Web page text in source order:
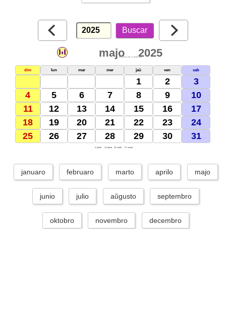
majo 2025
webcid.com.br
dim lun mar mer ĵaŭ ven sab
1 2
3
4
5 6 7 8 9
10
11
12 13 14 15 16
17
18
19 20 21 22 23
24
25
26 27 28 29 30 31
4: duonl. 12: plena 20: malfo. 27: monat.
januaro februaro marto aprilo majo
junio julio aŭgusto septembro
oktobro novembro decembro